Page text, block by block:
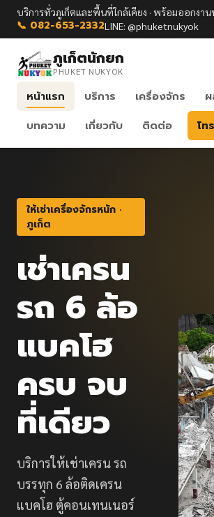
บริการทั่วภูเก็ตและพื้นที่ใกล้เคียง · พร้อมออกงา
📞 082-653-2332LINE: @phuketnukyok
ภูเก็ตนักยก
PHUKET NUKYOK
หน้าแรก บริการ เครื่องจักร
บทความ
เกี่ยวกับ ติดต่อ โท
ให้เช่าเครื่องจักรหนัก ·
ภูเก็ต
เช่าเครน
รถ 6 ล้อ
แบคโฮ
ครบ จบ
ที่เดียว
บริการให้เช่าเครน รถ
บรรทุก 6 ล้อติดเครน
แบคโฮ ตู้คอนเทนเนอร์